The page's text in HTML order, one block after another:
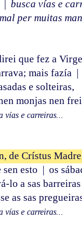
| busca vías e
per muitas
que fez a
mais fazía |
e solteiras,
monjas nen
vías e carreiras...
de Crístus
esto | os
lo a sas barreiras
as sas
vías e carreiras...